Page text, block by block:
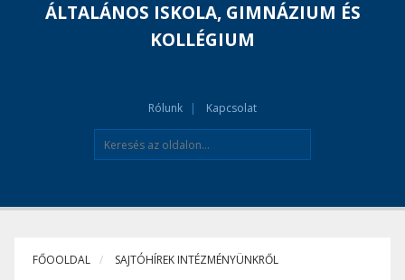
ÁLTALÁNOS ISKOLA, GIMNÁZIUM ÉS
KOLLÉGIUM
Rólunk Kapcsolat
FŐOOLDAL SAJTÓHÍREK INTÉZMÉNYÜNKRŐL